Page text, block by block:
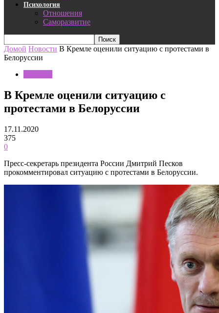
Психология
Отношения
Саморазвитие
Домой Новости В Кремле оценили ситуацию с протестами в
Белоруссии
В Кремле оценили ситуацию с
протестами в Белоруссии
17.11.2020
375
0
Пресс-секретарь президента России Дмитрий Песков
прокомментировал ситуацию с протестами в Белоруссии.